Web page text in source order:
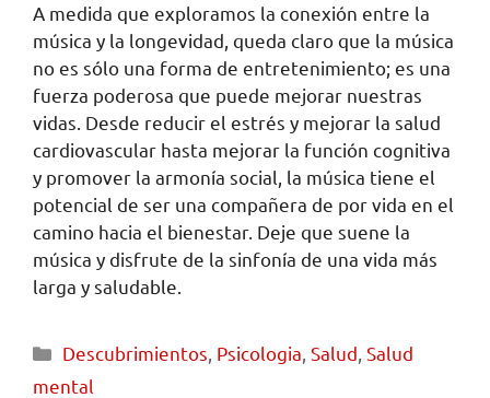
A medida que exploramos la conexión entre la
música y la longevidad, queda claro que la música
no es sólo una forma de entretenimiento; es una
fuerza poderosa que puede mejorar nuestras
vidas. Desde reducir el estrés y mejorar la salud
cardiovascular hasta mejorar la función cognitiva
y promover la armonía social, la música tiene el
potencial de ser una compañera de por vida en el
camino hacia el bienestar. Deje que suene la
música y disfrute de la sinfonía de una vida más
larga y saludable.
Descubrimientos Psicologia ,Salud ,Salud
mental